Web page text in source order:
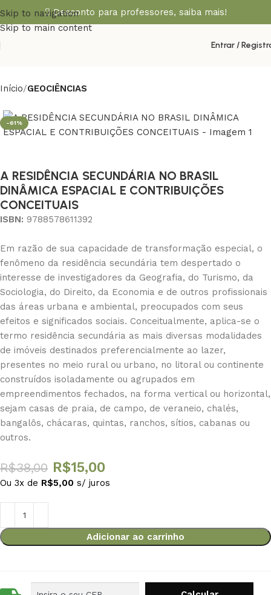
Skip to navigation
Skip to main content
Desconto para professores, saiba mais!
Entrar /
Início GEOCIÊNCIAS
-61%
A RESIDÊNCIA SECUNDÁRIA NO BRASIL
DINÂMICA ESPACIAL E CONTRIBUIÇÕES
CONCEITUAIS
ISBN: 9788578611392
Em razão de sua capacidade de transformação especial, o
fenômeno da residência secundária tem despertado o
interesse de investigadores da Geografia, do Turismo, da
Sociologia, do Direito, da Economia e de outros profissionais
das áreas urbana e ambiental, preocupados com seus
efeitos e significados sociais. Conceitualmente, aplica-se o
termo residência secundária as mais diversas modalidades
de imóveis destinados preferencialmente ao lazer,
presentes no meio rural ou urbano, no litoral ou continente
construídos isoladamente ou agrupados em
empreendimentos fechados, na forma vertical ou horizontal,
sejam casas de praia, de campo, de veraneio, chalés,
bangalôs, chácaras, quintas, ranchos, sítios, cabanas ou
outros.
R$38,00 R$15,00
Ou 3x de R$5,00 s/ juros
Adicionar ao carrinho